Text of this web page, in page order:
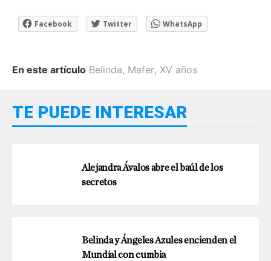
Facebook Twitter WhatsApp
En este artículo Belinda, Mafer, XV años
TE PUEDE INTERESAR
Alejandra Ávalos abre el baúl de los
secretos
Belinda y Ángeles Azules encienden el
Mundial con cumbia